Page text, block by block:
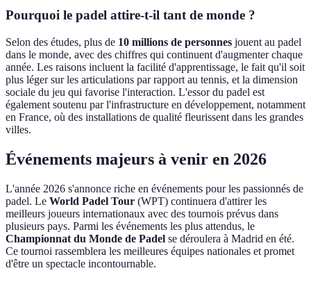
Pourquoi le padel attire-t-il tant de monde ?
Selon des études, plus de 10 millions de personnes jouent au padel
dans le monde, avec des chiffres qui continuent d'augmenter chaque
année. Les raisons incluent la facilité d'apprentissage, le fait qu'il soit
plus léger sur les articulations par rapport au tennis, et la dimension
sociale du jeu qui favorise l'interaction. L'essor du padel est
également soutenu par l'infrastructure en développement, notamment
en France, où des installations de qualité fleurissent dans les grandes
villes.
Événements majeurs à venir en 2026
L'année 2026 s'annonce riche en événements pour les passionnés de
padel. Le World Padel Tour (WPT) continuera d'attirer les
meilleurs joueurs internationaux avec des tournois prévus dans
plusieurs pays. Parmi les événements les plus attendus, le
Championnat du Monde de Padel se déroulera à Madrid en été.
Ce tournoi rassemblera les meilleures équipes nationales et promet
d'être un spectacle incontournable.